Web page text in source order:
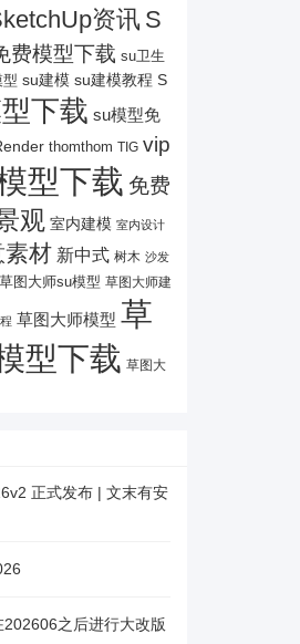
资讯 S
费模型下载 su卫生
su建模 su建模教程 S
下载 su模型免
thomthom TIG vip
型下载 免费
观 室内建模 室内设计
素材 新中式 树木 沙发
草图大师su模型 草图大师建
草图大师模型 草
型下载 草图大
正式发布 | 文末有安
202606之后进行大改版